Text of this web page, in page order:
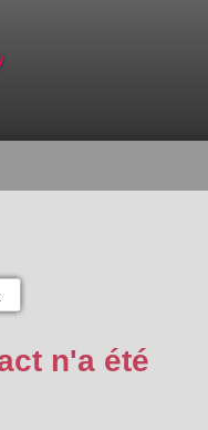
n'a été